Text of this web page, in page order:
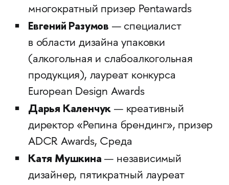
многократный призер Pentawards
Евгений Разумов — специалист
в области дизайна упаковки
(алкогольная и слабоалкогольная
продукция), лауреат конкурса
European Design Awards
Дарья Каленчук — креативный
директор «Репина брендинг», призер
ADCR Awards, Среда
Катя Мушкина — независимый
дизайнер, пятикратный лауреат